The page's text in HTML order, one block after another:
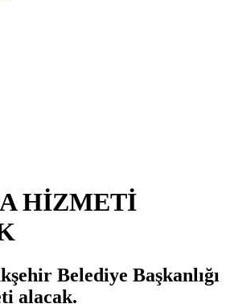
HİZMETİ
Belediye Başkanlığı
alacak.